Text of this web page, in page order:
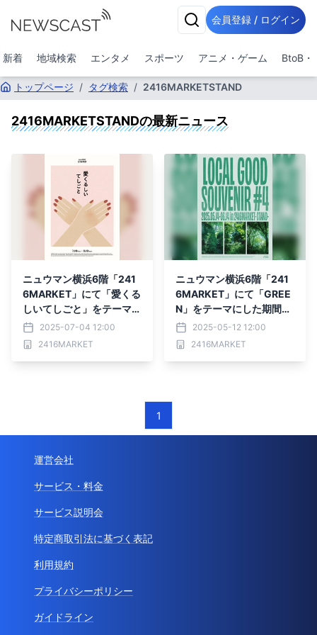
会員登録 / ログイン
新着 地域検索 エンタメ スポーツ アニメ・ゲーム BtoB・
トップページ / タグ検索 / 2416MARKETSTAND
2416MARKETSTANDの最新ニュース
ニュウマン横浜6階「241
6MARKET」にて「愛くる
しいてしごと」をテーマに
した期間限定POPUP＆限
定ワークショップ開催【2
025年7月10日（木）～8
2025-07-04 12:00
2416MARKET
ニュウマン横浜6階「241
6MARKET」にて「GREE
N」をテーマにした期間限
定POPUP＆1日限定ワーク
ショップ開催【2025年5
月14日（水）～6月14日
2025-05-12 12:00
2416MARKET
1
運営会社
サービス・料金
サービス説明会
特定商取引法に基づく表記
利用規約
プライバシーポリシー
ガイドライン